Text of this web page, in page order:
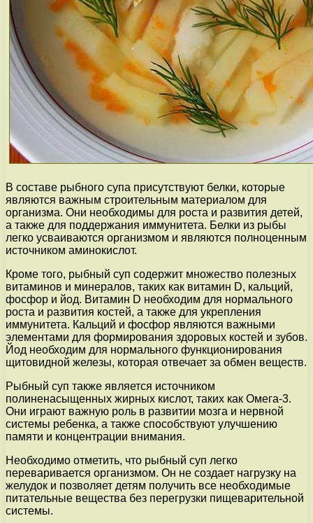
В составе рыбного супа присутствуют белки, которые
являются важным строительным материалом для
организма. Они необходимы для роста и развития детей,
а также для поддержания иммунитета. Белки из рыбы
легко усваиваются организмом и являются полноценным
источником аминокислот.
Кроме того, рыбный суп содержит множество полезных
витаминов и минералов, таких как витамин D, кальций,
фосфор и йод. Витамин D необходим для нормального
роста и развития костей, а также для укрепления
иммунитета. Кальций и фосфор являются важными
элементами для формирования здоровых костей и зубов.
Йод необходим для нормального функционирования
щитовидной железы, которая отвечает за обмен веществ.
Рыбный суп также является источником
полиненасыщенных жирных кислот, таких как Омега-3.
Они играют важную роль в развитии мозга и нервной
системы ребенка, а также способствуют улучшению
памяти и концентрации внимания.
Необходимо отметить, что рыбный суп легко
переваривается организмом. Он не создает нагрузку на
желудок и позволяет детям получить все необходимые
питательные вещества без перегрузки пищеварительной
системы.